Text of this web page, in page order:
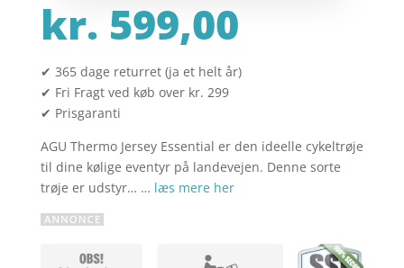
kr. 599,00
✔ 365 dage returret (ja et helt år)
✔ Fri Fragt ved køb over kr. 299
✔ Prisgaranti
AGU Thermo Jersey Essential er den ideelle cykeltrøje
til dine kølige eventyr på landevejen. Denne sorte
trøje er udstyr… … læs mere her